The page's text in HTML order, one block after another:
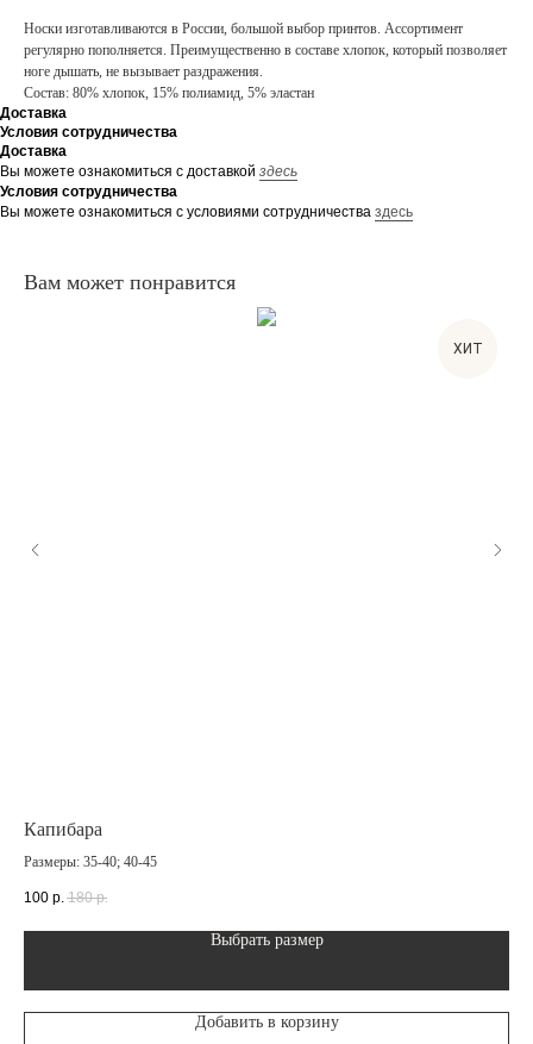
Носки изготавливаются в России, большой выбор принтов. Ассортимент
регулярно пополняется. Преимущественно в составе хлопок, который позволяет
ноге дышать, не вызывает раздражения.
Состав: 80% хлопок, 15% полиамид, 5% эластан
Доставка
Условия сотрудничества
Доставка
Вы можете ознакомиться с доставкой здесь
Условия сотрудничества
Вы можете ознакомиться с условиями сотрудничества здесь
Вам может понравится
ХИТ
Капибара
Размеры: 35-40; 40-45
100 р. 180 р.
Выбрать размер
Добавить в корзину